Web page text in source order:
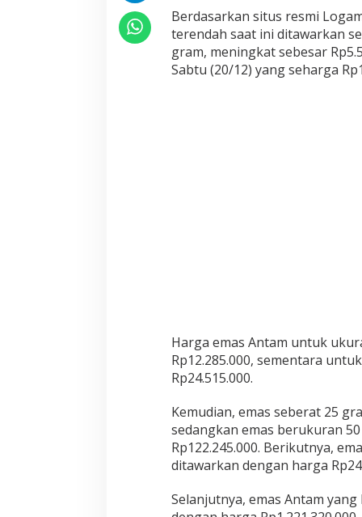
Berdasarkan situs resmi
terendah saat ini ditawarkan
gram, meningkat sebesar
Sabtu (20/12) yang seharga
Harga emas Antam untuk
Rp12.285.000, sementara
Rp24.515.000.
Kemudian, emas seberat 25
sedangkan emas berukuran
Rp122.245.000. Berikutnya,
ditawarkan dengan harga
Selanjutnya, emas Antam